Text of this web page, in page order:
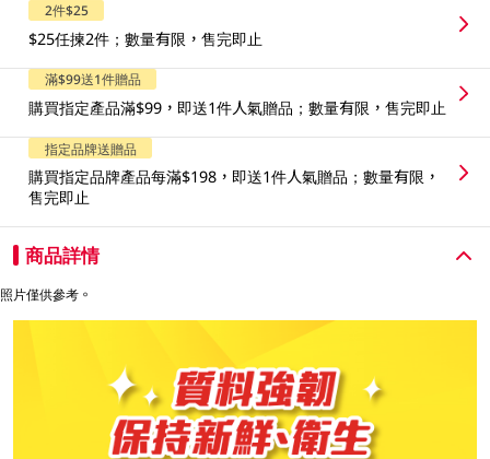
2件$25
$25任揀2件；數量有限，售完即止
滿$99送1件贈品
購買指定產品滿$99，即送1件人氣贈品；數量有限，售完即止
指定品牌送贈品
購買指定品牌產品每滿$198，即送1件人氣贈品；數量有限，
售完即止
商品詳情
照片僅供參考。